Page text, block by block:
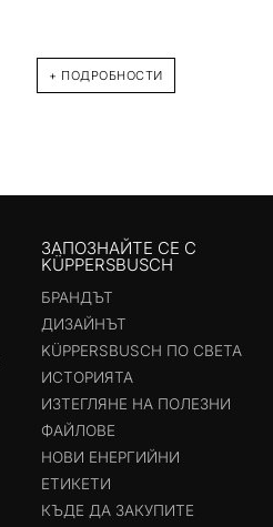
+ ПОДРОБНОСТИ
ЗАПОЗНАЙТЕ СЕ С
KÜPPERSBUSCH
БРАНДЪТ
ДИЗАЙНЪТ
KÜPPERSBUSCH ПО СВЕТА
ИСТОРИЯТА
ИЗТЕГЛЯНЕ НА ПОЛЕЗНИ
ФАЙЛОВЕ
НОВИ ЕНЕРГИЙНИ
ЕТИКЕТИ
КЪДЕ ДА ЗАКУПИТЕ